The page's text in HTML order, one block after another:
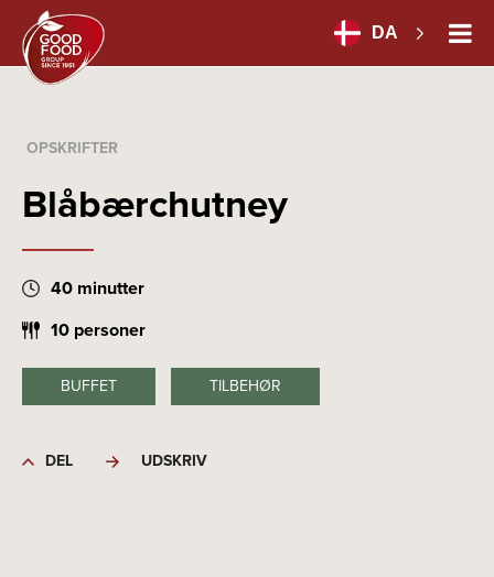
DA
OPSKRIFTER
Blåbærchutney
40 minutter
10 personer
BUFFET TILBEHØR
DEL UDSKRIV